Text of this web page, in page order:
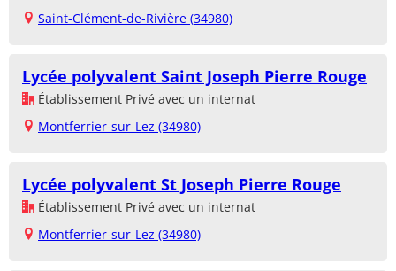
Saint-Clément-de-Rivière (34980)
Lycée polyvalent Saint Joseph Pierre Rouge
Établissement Privé avec un internat
Montferrier-sur-Lez (34980)
Lycée polyvalent St Joseph Pierre Rouge
Établissement Privé avec un internat
Montferrier-sur-Lez (34980)